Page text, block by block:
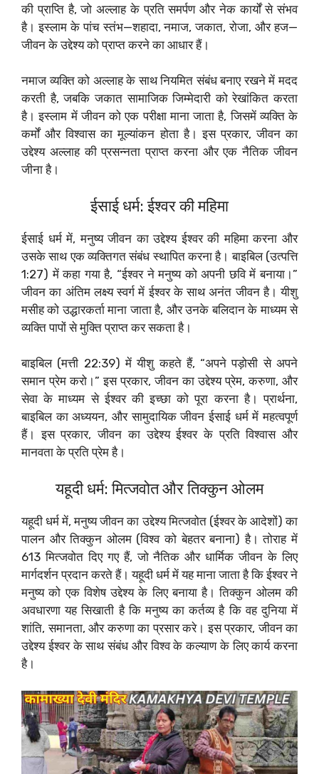
की प्राप्ति है, जो अल्लाह के प्रति समर्पण और नेक कार्यों से संभव
है। इस्लाम के पांच स्तंभ—शहादा, नमाज, जकात, रोजा, और हज—
जीवन के उद्देश्य को प्राप्त करने का आधार हैं।
नमाज व्यक्ति को अल्लाह के साथ नियमित संबंध बनाए रखने में मदद
करती है, जबकि जकात सामाजिक जिम्मेदारी को रेखांकित करता
है। इस्लाम में जीवन को एक परीक्षा माना जाता है, जिसमें व्यक्ति के
कर्मों और विश्वास का मूल्यांकन होता है। इस प्रकार, जीवन का
उद्देश्य अल्लाह की प्रसन्नता प्राप्त करना और एक नैतिक जीवन
जीना है।
ईसाई धर्म: ईश्वर की महिमा
ईसाई धर्म में, मनुष्य जीवन का उद्देश्य ईश्वर की महिमा करना और
उसके साथ एक व्यक्तिगत संबंध स्थापित करना है। बाइबिल (उत्पत्ति
1:27) में कहा गया है, “ईश्वर ने मनुष्य को अपनी छवि में बनाया।”
जीवन का अंतिम लक्ष्य स्वर्ग में ईश्वर के साथ अनंत जीवन है। यीशु
मसीह को उद्धारकर्ता माना जाता है, और उनके बलिदान के माध्यम से
व्यक्ति पापों से मुक्ति प्राप्त कर सकता है।
बाइबिल (मत्ती 22:39) में यीशु कहते हैं, “अपने पड़ोसी से अपने
समान प्रेम करो।” इस प्रकार, जीवन का उद्देश्य प्रेम, करुणा, और
सेवा के माध्यम से ईश्वर की इच्छा को पूरा करना है। प्रार्थना,
बाइबिल का अध्ययन, और सामुदायिक जीवन ईसाई धर्म में महत्वपूर्ण
हैं। इस प्रकार, जीवन का उद्देश्य ईश्वर के प्रति विश्वास और
मानवता के प्रति प्रेम है।
यहूदी धर्म: मित्जवोत और तिक्कुन ओलम
यहूदी धर्म में, मनुष्य जीवन का उद्देश्य मित्जवोत (ईश्वर के आदेशों) का
पालन और तिक्कुन ओलम (विश्व को बेहतर बनाना) है। तोराह में
613 मित्जवोत दिए गए हैं, जो नैतिक और धार्मिक जीवन के लिए
मार्गदर्शन प्रदान करते हैं। यहूदी धर्म में यह माना जाता है कि ईश्वर ने
मनुष्य को एक विशेष उद्देश्य के लिए बनाया है। तिक्कुन ओलम की
अवधारणा यह सिखाती है कि मनुष्य का कर्तव्य है कि वह दुनिया में
शांति, समानता, और करुणा का प्रसार करे। इस प्रकार, जीवन का
उद्देश्य ईश्वर के साथ संबंध और विश्व के कल्याण के लिए कार्य करना
है।